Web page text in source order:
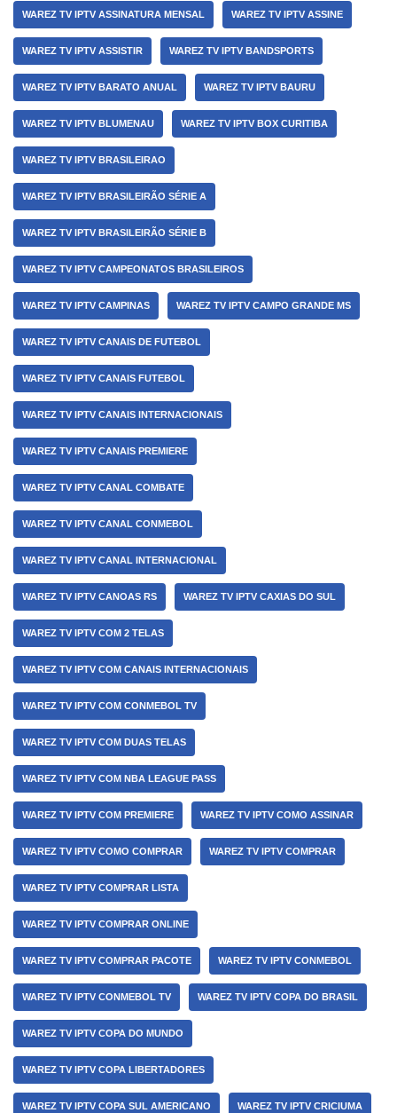
WAREZ TV IPTV ASSINATURA MENSAL WAREZ TV IPTV ASSINE
WAREZ TV IPTV ASSISTIR WAREZ TV IPTV BANDSPORTS
WAREZ TV IPTV BARATO ANUAL WAREZ TV IPTV BAURU
WAREZ TV IPTV BLUMENAU WAREZ TV IPTV BOX CURITIBA
WAREZ TV IPTV BRASILEIRAO
WAREZ TV IPTV BRASILEIRÃO SÉRIE A
WAREZ TV IPTV BRASILEIRÃO SÉRIE B
WAREZ TV IPTV CAMPEONATOS BRASILEIROS
WAREZ TV IPTV CAMPINAS WAREZ TV IPTV CAMPO GRANDE MS
WAREZ TV IPTV CANAIS DE FUTEBOL
WAREZ TV IPTV CANAIS FUTEBOL
WAREZ TV IPTV CANAIS INTERNACIONAIS
WAREZ TV IPTV CANAIS PREMIERE
WAREZ TV IPTV CANAL COMBATE
WAREZ TV IPTV CANAL CONMEBOL
WAREZ TV IPTV CANAL INTERNACIONAL
WAREZ TV IPTV CANOAS RS WAREZ TV IPTV CAXIAS DO SUL
WAREZ TV IPTV COM 2 TELAS
WAREZ TV IPTV COM CANAIS INTERNACIONAIS
WAREZ TV IPTV COM CONMEBOL TV
WAREZ TV IPTV COM DUAS TELAS
WAREZ TV IPTV COM NBA LEAGUE PASS
WAREZ TV IPTV COM PREMIERE WAREZ TV IPTV COMO ASSINAR
WAREZ TV IPTV COMO COMPRAR WAREZ TV IPTV COMPRAR
WAREZ TV IPTV COMPRAR LISTA
WAREZ TV IPTV COMPRAR ONLINE
WAREZ TV IPTV COMPRAR PACOTE WAREZ TV IPTV CONMEBOL
WAREZ TV IPTV CONMEBOL TV WAREZ TV IPTV COPA DO BRASIL
WAREZ TV IPTV COPA DO MUNDO
WAREZ TV IPTV COPA LIBERTADORES
WAREZ TV IPTV COPA SUL AMERICANO WAREZ TV IPTV CRICIUMA